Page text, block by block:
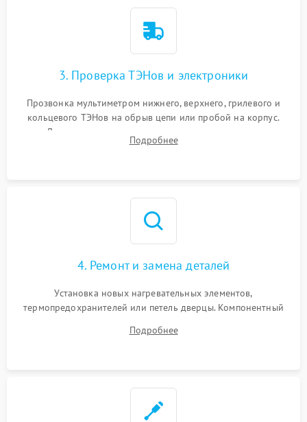
3. Проверка ТЭНов и электроники
Прозвонка мультиметром нижнего, верхнего, грилевого и
кольцевого ТЭНов на обрыв цепи или пробой на корпус.
Диагностика термостата, датчиков температуры,
переключателя режимов и мотора конвекции.
Подробнее
4. Ремонт и замена деталей
Установка новых нагревательных элементов,
термопредохранителей или петель дверцы. Компонентный
выгоревших реле, восстановление контактов и замена
Подробнее